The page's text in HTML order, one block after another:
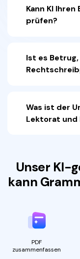
Kann KI
prüfen?
Ist es
Was ist der
Lektorat und
Unser KI-
kann
PDF
zusammenfassen